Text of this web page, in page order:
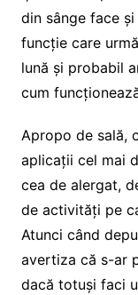
din sânge face
funcție care
lună și probabil
cum
Apropo de sală,
aplicații cel mai
cea de alergat,
de activități pe
Atunci când
avertiza că s-ar
dacă totuși faci